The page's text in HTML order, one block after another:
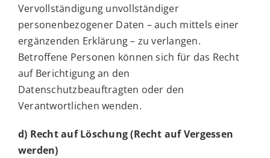
Vervollständigung unvollständiger
personenbezogener Daten – auch mittels einer
ergänzenden Erklärung – zu verlangen.
Betroffene Personen können sich für das Recht
auf Berichtigung an den
Datenschutzbeauftragten oder den
Verantwortlichen wenden.
d) Recht auf Löschung (Recht auf Vergessen
werden)